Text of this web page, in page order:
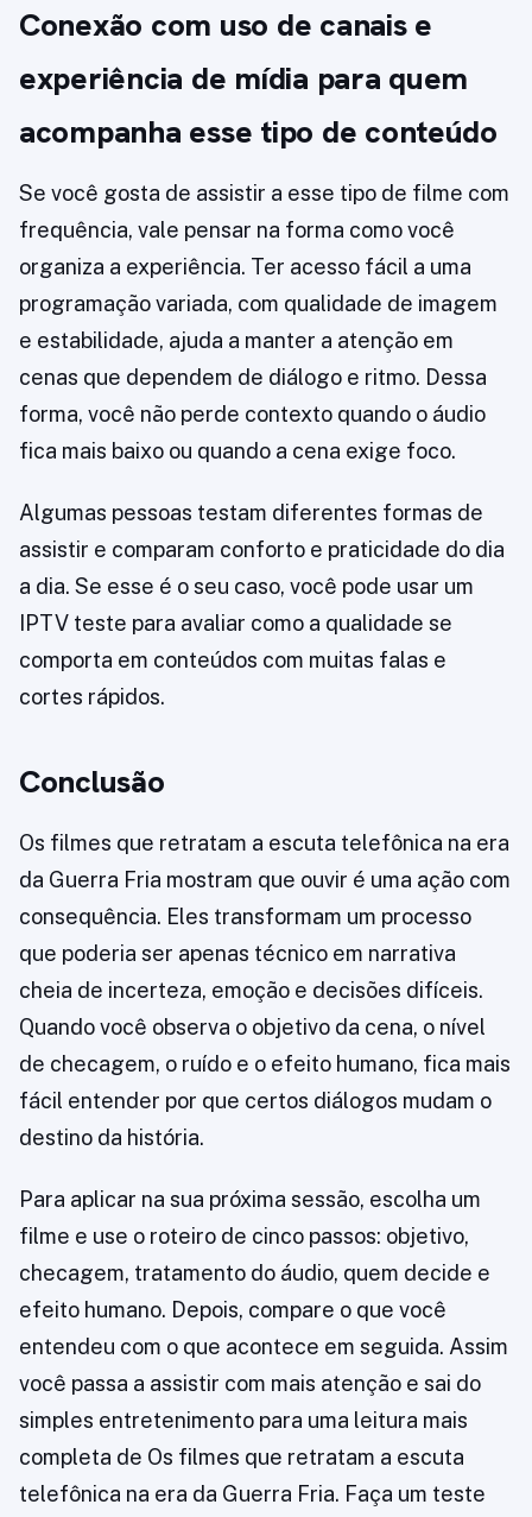
Conexão com uso de canais e
experiência de mídia para quem
acompanha esse tipo de conteúdo
Se você gosta de assistir a esse tipo de filme com
frequência, vale pensar na forma como você
organiza a experiência. Ter acesso fácil a uma
programação variada, com qualidade de imagem
e estabilidade, ajuda a manter a atenção em
cenas que dependem de diálogo e ritmo. Dessa
forma, você não perde contexto quando o áudio
fica mais baixo ou quando a cena exige foco.
Algumas pessoas testam diferentes formas de
assistir e comparam conforto e praticidade do dia
a dia. Se esse é o seu caso, você pode usar um
IPTV teste para avaliar como a qualidade se
comporta em conteúdos com muitas falas e
cortes rápidos.
Conclusão
Os filmes que retratam a escuta telefônica na era
da Guerra Fria mostram que ouvir é uma ação com
consequência. Eles transformam um processo
que poderia ser apenas técnico em narrativa
cheia de incerteza, emoção e decisões difíceis.
Quando você observa o objetivo da cena, o nível
de checagem, o ruído e o efeito humano, fica mais
fácil entender por que certos diálogos mudam o
destino da história.
Para aplicar na sua próxima sessão, escolha um
filme e use o roteiro de cinco passos: objetivo,
checagem, tratamento do áudio, quem decide e
efeito humano. Depois, compare o que você
entendeu com o que acontece em seguida. Assim
você passa a assistir com mais atenção e sai do
simples entretenimento para uma leitura mais
completa de Os filmes que retratam a escuta
telefônica na era da Guerra Fria. Faça um teste